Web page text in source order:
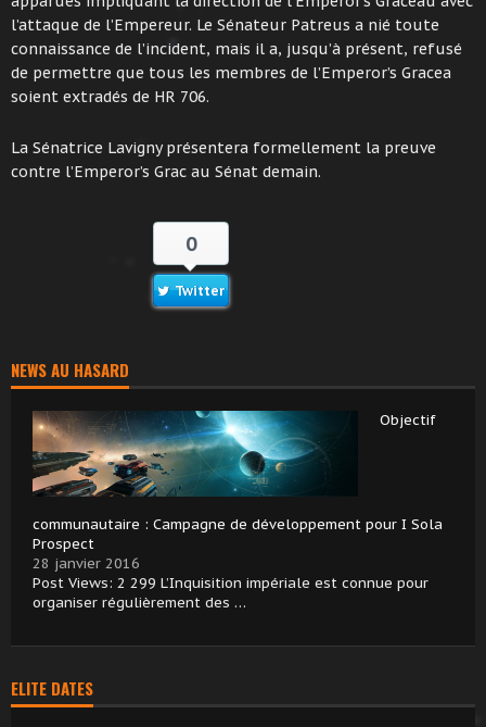
l’attaque de l’Empereur. Le Sénateur Patreus a nié toute
connaissance de l’incident, mais il a, jusqu’à présent, refusé
de permettre que tous les membres de l’Emperor’s Gracea
soient extradés de HR 706.
La Sénatrice Lavigny présentera formellement la preuve
contre l’Emperor’s Grac au Sénat demain.
0
Twitter
NEWS AU HASARD
Objectif
communautaire : Campagne de développement pour I Sola
Prospect
28 janvier 2016
Post Views: 2 299 L’Inquisition impériale est connue pour
organiser régulièrement des …
ELITE DATES